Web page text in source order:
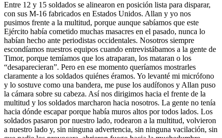
Entre 12 y 15 soldados se alinearon en posición lista para disparar,
con sus M-16 fabricados en Estados Unidos. Allan y yo nos
pusimos frente a la multitud, porque aunque sabíamos que este
Ejército había cometido muchas masacres en el pasado, nunca lo
habían hecho ante periodistas occidentales. Nosotros siempre
escondíamos nuestros equipos cuando entrevistábamos a la gente de
Timor, porque temíamos que los atraparan, los mataran o los
“desaparecieran”. Pero en ese momento queríamos mostrarles
claramente a los soldados quiénes éramos. Yo levanté mi micrófono
y lo sostuve como una bandera, me puse los audífonos y Allan puso
la cámara sobre su cabeza. Así nos dirigimos hacia el frente de la
multitud y los soldados marcharon hacia nosotros. La gente no tenía
hacia dónde escapar porque había muros altos por todos lados. Los
soldados pasaron por nuestro lado, rodearon a la multitud, volvieron
a nuestro lado y, sin ninguna advertencia, sin ninguna vacilación, sin